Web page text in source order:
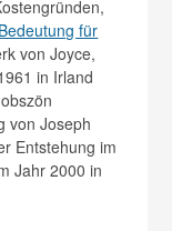
für
von Joyce,
in Irland
von Joseph
Entstehung im
Jahr 2000 in